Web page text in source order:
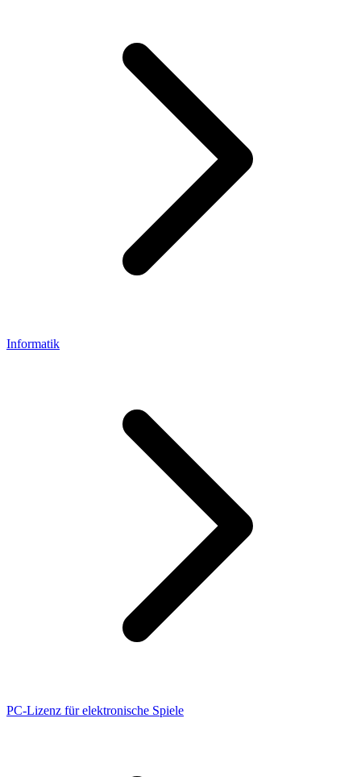
Informatik
PC-Lizenz für elektronische Spiele